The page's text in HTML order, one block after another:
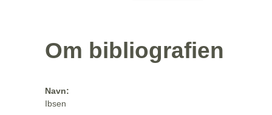
Om bibliografien
Navn:
Ibsen